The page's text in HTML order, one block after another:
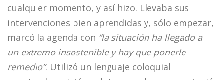
cualquier momento, y así hizo. Llevaba sus
intervenciones bien aprendidas y, sólo empezar,
marcó la agenda con “la situación ha llegado a
un extremo insostenible y hay que ponerle
remedio”. Utilizó un lenguaje coloquial